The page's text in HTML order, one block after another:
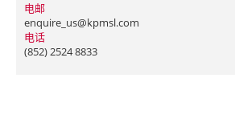
电邮
enquire_us@kpmsl.com
电话
(852) 2524 8833